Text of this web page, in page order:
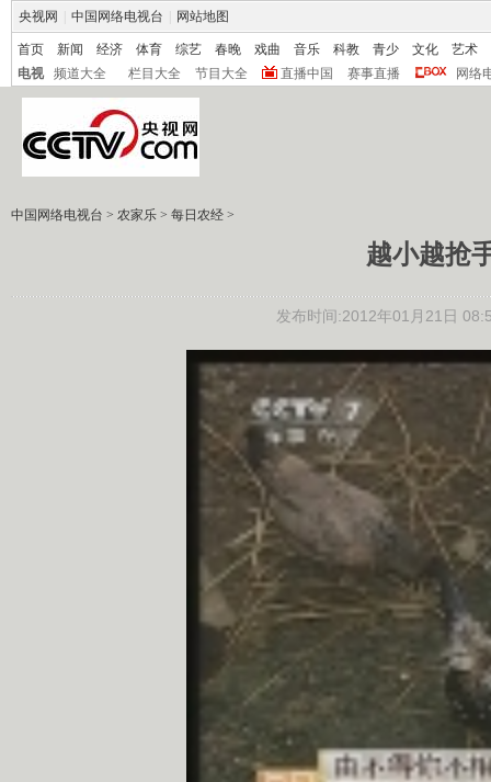
央视网 中国网络电视台 网站地图
首页 新闻 经济 体育 综艺 春晚 戏曲 音乐 科教 青少 文化
艺术
电视
频道大全 栏目大全 节目大全 直播中国 赛事直播 网络
中国网络电视台 > 农家乐 > 每日农经 >
越小越抢
发布时间:2012年01月21日